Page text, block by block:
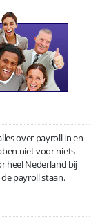
over payroll in en
niet voor niets
heel Nederland bij
payroll staan.